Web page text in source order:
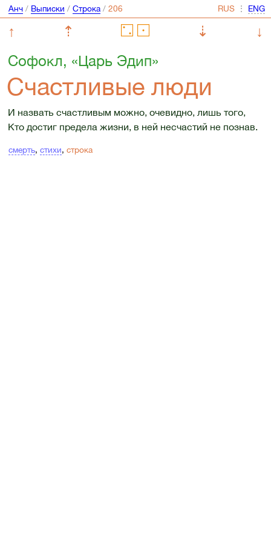
Анч/ Выписки / Строка/ ⋮
↑ ⇡ ⇣
↓
Софокл, «Царь Эдип»
Счастливые люди
И назвать счастливым можно, очевидно, лишь того,
Кто достиг предела жизни, в ней несчастий не познав.
смерть, стихи, строка